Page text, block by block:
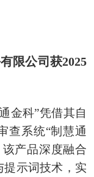
限公司获2025
金科”凭借其自
查系统“制慧通
产品深度融合
提示词技术，实